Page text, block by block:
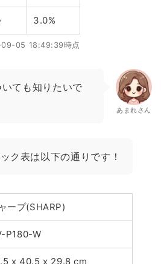
3.0%
05 18:49:39時点
ても知りたいで
あまれさん
ク表は以下の通りです！
ープ(SHARP)
P180-W
x 40.5 x 29.8 cm